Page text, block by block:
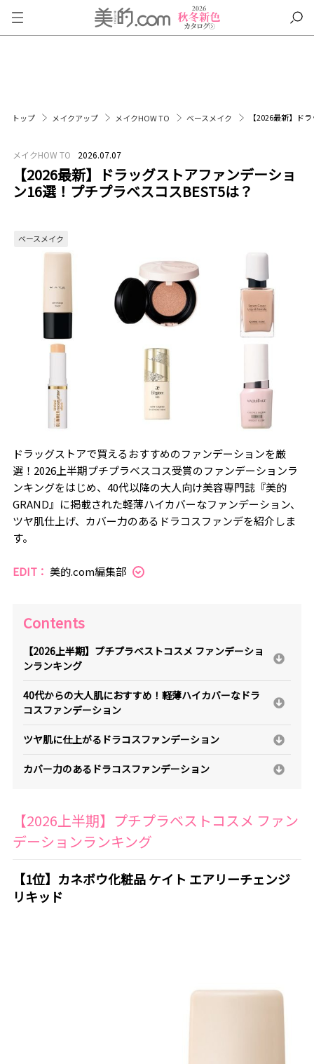
トップ メイクアップ メイクHOW TO ベースメイク 【2026最新】ド
メイクHOW TO 2026.07.07
【2026最新】ドラッグストアファンデーショ
ン16選！プチプラベスコスBEST5は？
ベースメイク
ドラッグストアで買えるおすすめのファンデーションを厳
選！2026上半期プチプラベスコス受賞のファンデーションラ
ンキングをはじめ、40代以降の大人向け美容専門誌『美的
GRAND』に掲載された軽薄ハイカバーなファンデーション、
ツヤ肌仕上げ、カバー力のあるドラコスファンデを紹介しま
す。
EDIT： 美的.com編集部
Contents
【2026上半期】プチプラベストコスメ ファンデーショ
ンランキング
40代からの大人肌におすすめ！軽薄ハイカバーなドラ
コスファンデーション
ツヤ肌に仕上がるドラコスファンデーション
カバー力のあるドラコスファンデーション
【2026上半期】プチプラベストコスメ ファン
デーションランキング
【1位】カネボウ化粧品 ケイト エアリーチェンジ
リキッド